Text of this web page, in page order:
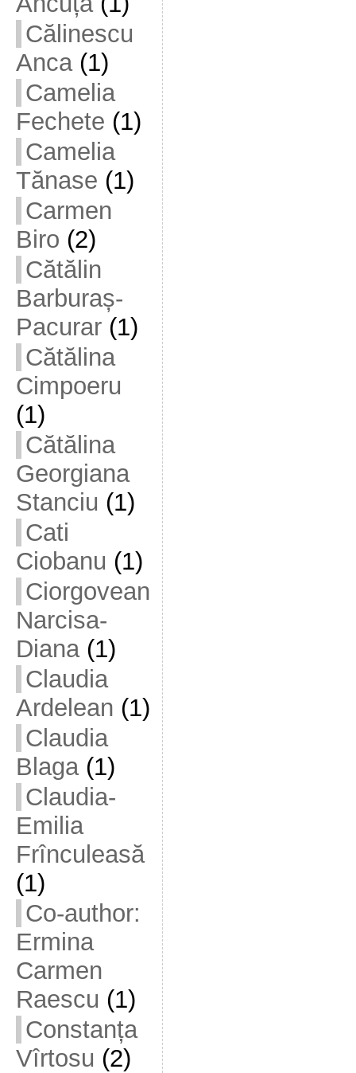
Călinescu
Anca(1)
Camelia
Fechete (1)
Camelia
Tănase (1)
Carmen
Biro (2)
Cătălin
Barburaș-
Pacurar(1)
Cătălina
Cimpoeru
(1)
Cătălina
Georgiana
Stanciu (1)
Cati
Ciobanu (1)
Ciorgovean
Narcisa-
Diana(1)
Claudia
Ardelean (1)
Claudia
Blaga(1)
Claudia-
Emilia
Frînculeasă
(1)
Co-author:
Ermina
Carmen
Raescu (1)
Constanța
Vîrtosu (2)